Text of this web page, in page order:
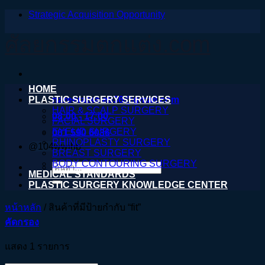
ข้าม
Strategic Acquisition Opportunity
nareeratsale936@gmail.com
08:00 - 17:00
061 590 6036
@104wwihb
ค้นหา:
HOME
PLASTIC SURGERY SERVICES
HAIR & SCALP SURGERY
FACIAL SURGERY
EYELID SURGERY
RHINOPLASTY SURGERY
BREAST SURGERY
BODY CONTOURING SURGERY
MEDICAL STANDARDS
PLASTIC SURGERY KNOWLEDGE CENTER
หน้าหลัก / สินค้าที่มีป้ายกำกับ “fit”
คัดกรอง
แสดง 1 รายการ